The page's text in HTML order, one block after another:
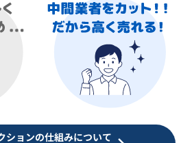
ションの仕組みについて